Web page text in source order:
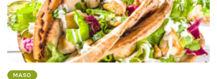
Přihlášení
Sledujte nás
MASO